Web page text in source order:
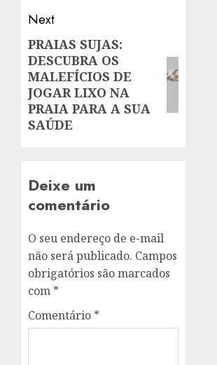
Next
Next
post:
PRAIAS SUJAS:
DESCUBRA OS
MALEFÍCIOS DE
JOGAR LIXO NA
PRAIA PARA A SUA
SAÚDE
Deixe um
comentário
O seu endereço de e-mail
não será publicado. Campos
obrigatórios são marcados
com *
Comentário *